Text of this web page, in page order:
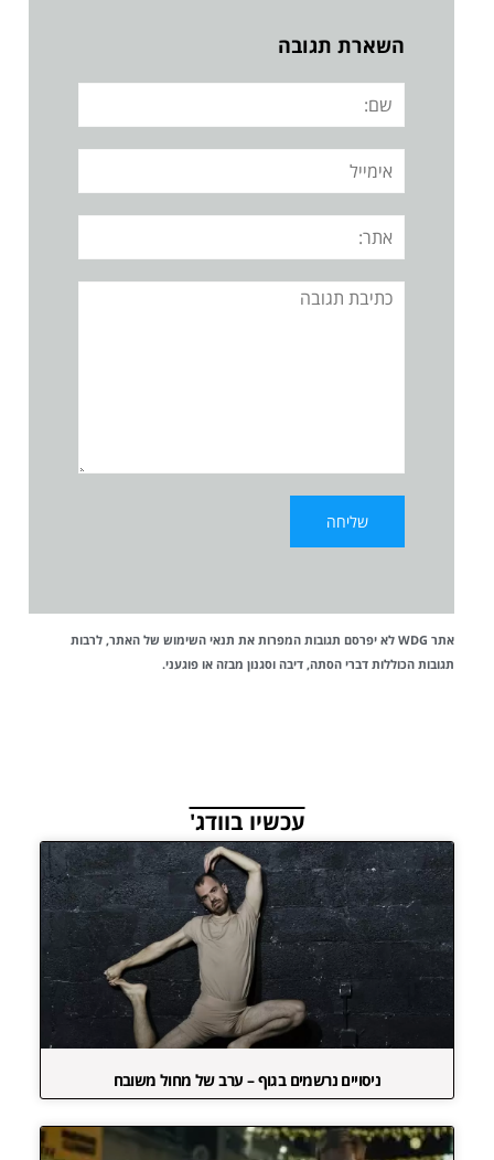
השארת תגובה
שם:
אימייל
אתר:
תגובה
אתר WDG לא יפרסם תגובות המפרות את תנאי השימוש של האתר, לרבות
תגובות הכוללות דברי הסתה, דיבה וסגנון מבזה או פוגעני.
עכשיו בוודג'
ניסויים נרשמים בגוף – ערב של מחול משובח